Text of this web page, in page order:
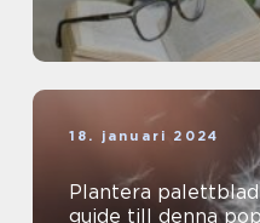
18. januari 2024
Plantera
guide till denna